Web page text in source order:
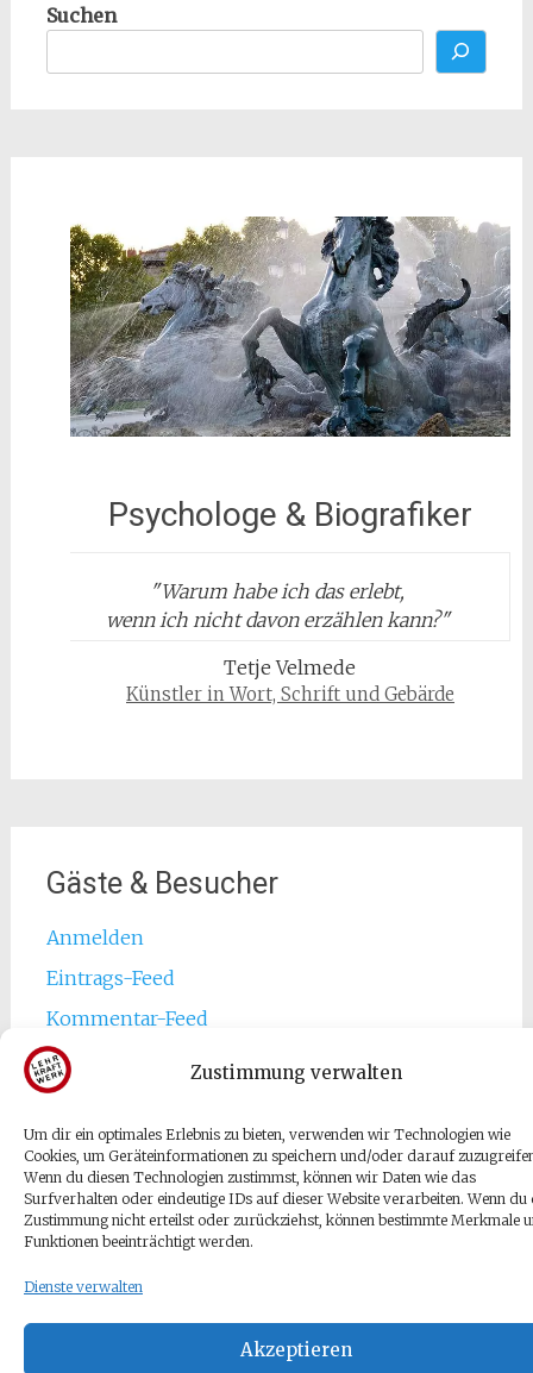
Zustimmung verwalten
Um dir ein optimales Erlebnis zu bieten, verwenden wir Technologien wie
Cookies, um Geräteinformationen zu speichern und/oder darauf
Wenn du diesen Technologien zustimmst, können wir Daten wie das
Surfverhalten oder eindeutige IDs auf dieser Website verarbeiten. Wenn du
Zustimmung nicht erteilst oder zurückziehst, können bestimmte Merkmale
Funktionen beeinträchtigt werden.
Dienste verwalten
Akzeptieren
Suchen
Psychologe & Biografiker
"Warum habe ich das erlebt,
wenn ich nicht davon erzählen kann?"
Tetje Velmede
Künstler in Wort, Schrift und Gebärde
Gäste & Besucher
Anmelden
Eintrags-Feed
Kommentar-Feed
WordPress.org
Copyright © 2026Tetje Velmede. Alle Rechte vorbehalten.
Theme:Radiatevon ThemeGrill. Präsentiert vonWordPress.